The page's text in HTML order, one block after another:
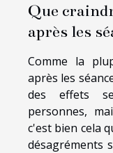
Que
après les
Comme la
après les
des effets
personnes,
c'est bien cela
désagréments